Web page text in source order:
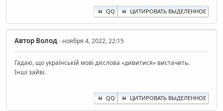
QQ ЦИТИРОВАТЬ ВЫДЕЛЕННОЕ
Автор Волод- ноября 4, 2022, 22:15
Гадаю, що українській мові дієслова «дивитися» вистачить.
Інші зайві.
QQ ЦИТИРОВАТЬ ВЫДЕЛЕННОЕ